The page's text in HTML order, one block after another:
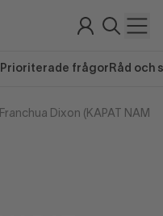
Prioriterade frågor Råd och
Franchua Dixon (KAPAT NAMN)